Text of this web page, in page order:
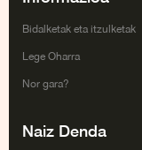
Bidalketak eta itzulketak
Lege Oharra
Nor gara?
Naiz Denda